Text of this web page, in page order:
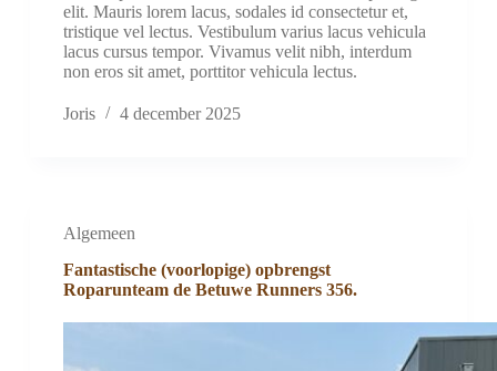
elit. Mauris lorem lacus, sodales id consectetur et,
tristique vel lectus. Vestibulum varius lacus vehicula
lacus cursus tempor. Vivamus velit nibh, interdum
non eros sit amet, porttitor vehicula lectus.
Joris 4 december 2025
Algemeen
Fantastische (voorlopige) opbrengst
Roparunteam de Betuwe Runners 356.